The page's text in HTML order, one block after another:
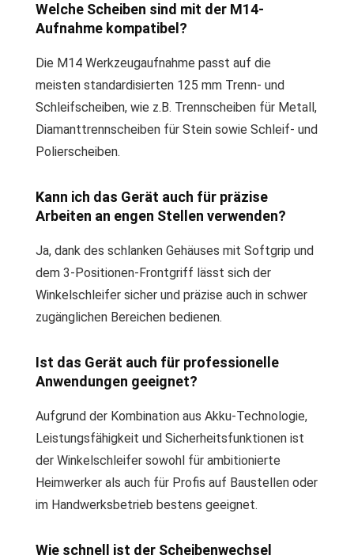
Welche Scheiben sind mit der M14-
Aufnahme kompatibel?
Die M14 Werkzeugaufnahme passt auf die
meisten standardisierten 125 mm Trenn- und
Schleifscheiben, wie z.B. Trennscheiben für Metall,
Diamanttrennscheiben für Stein sowie Schleif- und
Polierscheiben.
Kann ich das Gerät auch für präzise
Arbeiten an engen Stellen verwenden?
Ja, dank des schlanken Gehäuses mit Softgrip und
dem 3-Positionen-Frontgriff lässt sich der
Winkelschleifer sicher und präzise auch in schwer
zugänglichen Bereichen bedienen.
Ist das Gerät auch für professionelle
Anwendungen geeignet?
Aufgrund der Kombination aus Akku-Technologie,
Leistungsfähigkeit und Sicherheitsfunktionen ist
der Winkelschleifer sowohl für ambitionierte
Heimwerker als auch für Profis auf Baustellen oder
im Handwerksbetrieb bestens geeignet.
Wie schnell ist der Scheibenwechsel